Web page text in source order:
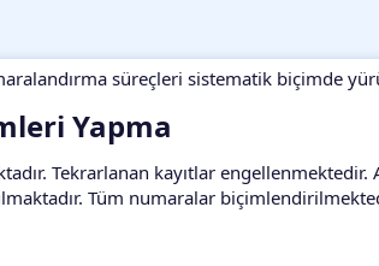
süreçleri sistematik biçimde
Yapma​
Tekrarlanan kayıtlar engellenmektedir.
Tüm numaralar